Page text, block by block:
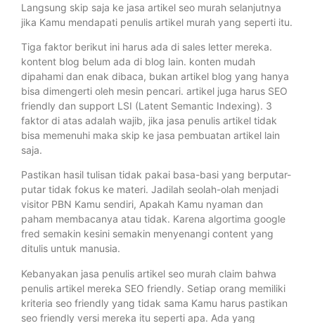
Langsung skip saja ke jasa artikel seo murah selanjutnya
jika Kamu mendapati penulis artikel murah yang seperti itu.
Tiga faktor berikut ini harus ada di sales letter mereka.
kontent blog belum ada di blog lain. konten mudah
dipahami dan enak dibaca, bukan artikel blog yang hanya
bisa dimengerti oleh mesin pencari. artikel juga harus SEO
friendly dan support LSI (Latent Semantic Indexing). 3
faktor di atas adalah wajib, jika jasa penulis artikel tidak
bisa memenuhi maka skip ke jasa pembuatan artikel lain
saja.
Pastikan hasil tulisan tidak pakai basa-basi yang berputar-
putar tidak fokus ke materi. Jadilah seolah-olah menjadi
visitor PBN Kamu sendiri, Apakah Kamu nyaman dan
paham membacanya atau tidak. Karena algortima google
fred semakin kesini semakin menyenangi content yang
ditulis untuk manusia.
Kebanyakan jasa penulis artikel seo murah claim bahwa
penulis artikel mereka SEO friendly. Setiap orang memiliki
kriteria seo friendly yang tidak sama Kamu harus pastikan
seo friendly versi mereka itu seperti apa. Ada yang